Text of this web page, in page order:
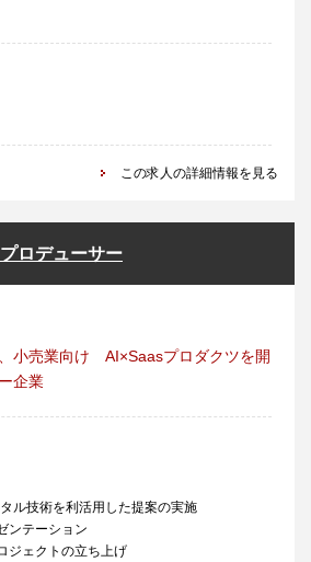
この求人の詳細情報を見る
ロデューサー
小売業向け AI×Saasプロダクツを開
企業
ル技術を利活用した提案の実施
ンテーション
ジェクトの立ち上げ